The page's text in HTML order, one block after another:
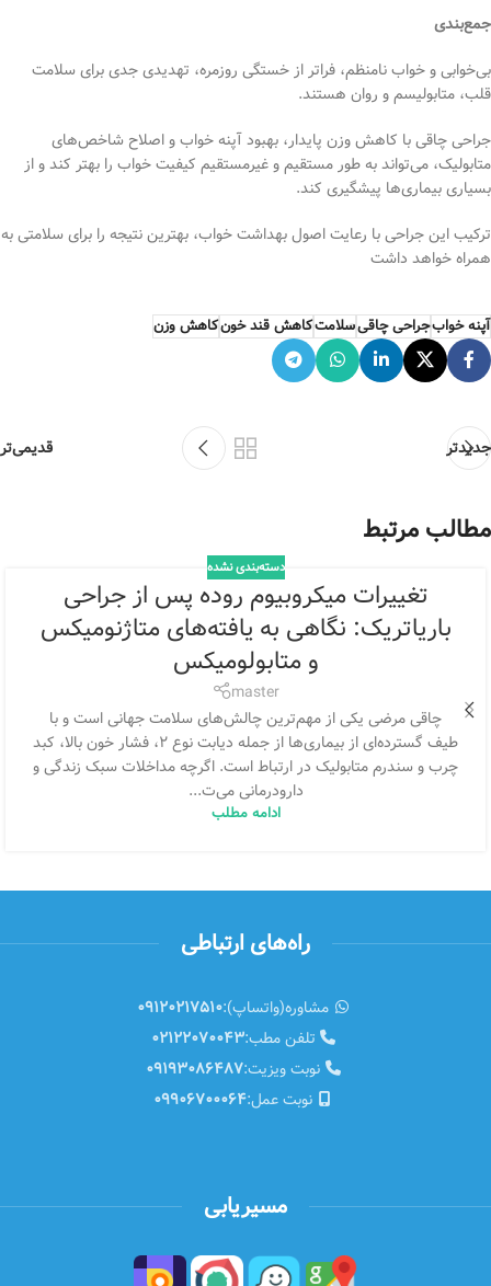
جمع‌بندی
بی‌خوابی و خواب نامنظم، فراتر از خستگی روزمره، تهدیدی جدی برای سلامت
قلب، متابولیسم و روان هستند.
جراحی چاقی با کاهش وزن پایدار، بهبود آپنه خواب و اصلاح شاخص‌های
متابولیک، می‌تواند به طور مستقیم و غیرمستقیم کیفیت خواب را بهتر کند و از
بسیاری بیماری‌ها پیشگیری کند.
ترکیب این جراحی با رعایت اصول بهداشت خواب، بهترین نتیجه را برای سلامتی به
همراه خواهد داشت
آپنه خوابجراحی چاقیسلامتکاهش قند خونکاهش وزن
جدیدتر قدیمی‌تر
مطالب مرتبط
دسته‌بندی نشده
تغییرات میکروبیوم روده پس از جراحی
باریاتریک: نگاهی به یافته‌های متاژنومیکس
و متابولومیکس
master
چاقی مرضی یکی از مهم‌ترین چالش‌های سلامت جهانی است و با
طیف گسترده‌ای از بیماری‌ها از جمله دیابت نوع ۲، فشار خون بالا، کبد
چرب و سندرم متابولیک در ارتباط است. اگرچه مداخلات سبک زندگی و
دارودرمانی می‌ت...
ادامه مطلب
راه‌های ارتباطی
مشاوره(واتساپ):09120217510
تلفن مطب:02122070043
نوبت ویزیت:09193086487
نوبت عمل:09906700064
مسیریابی